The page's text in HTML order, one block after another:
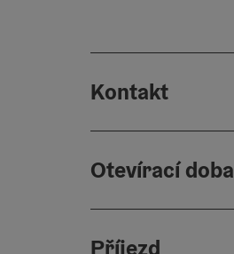
Kontakt
Otevírací doba
Příjezd